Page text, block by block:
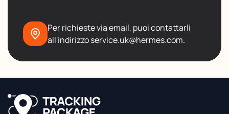
Per richieste via email, puoi contattarli
all'indirizzo service.uk@hermes.com.